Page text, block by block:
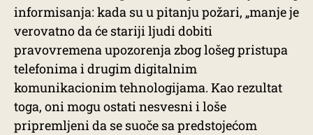
informisanja: kada su u pitanju požari, „manje je
verovatno da će stariji ljudi dobiti
pravovremena upozorenja zbog lošeg pristupa
telefonima i drugim digitalnim
komunikacionim tehnologijama. Kao rezultat
toga, oni mogu ostati nesvesni i loše
pripremljeni da se suoče sa predstojećom